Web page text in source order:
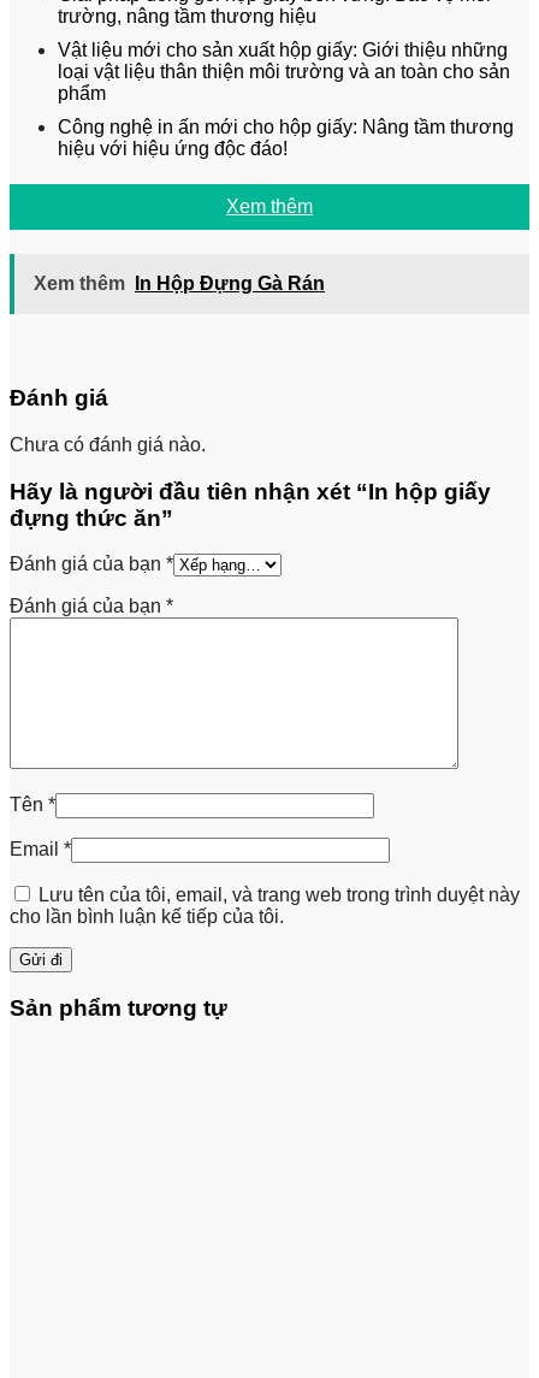
trường, nâng tầm thương hiệu
Vật liệu mới cho sản xuất hộp giấy: Giới thiệu những
loại vật liệu thân thiện môi trường và an toàn cho sản
phẩm
Công nghệ in ấn mới cho hộp giấy: Nâng tầm thương
hiệu với hiệu ứng độc đáo!
Xem thêm
Xem thêm In Hộp Đựng Gà Rán
Đánh giá
Chưa có đánh giá nào.
Hãy là người đầu tiên nhận xét “In hộp giấy
đựng thức ăn”
Đánh giá của bạn *
Đánh giá của bạn *
Tên *
Email *
Lưu tên của tôi, email, và trang web trong trình duyệt này
cho lần bình luận kế tiếp của tôi.
Sản phẩm tương tự